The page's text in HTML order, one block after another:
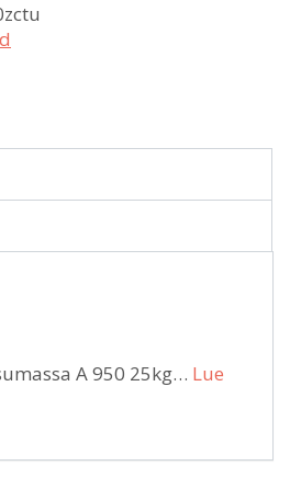
A 950 25kg… Lue